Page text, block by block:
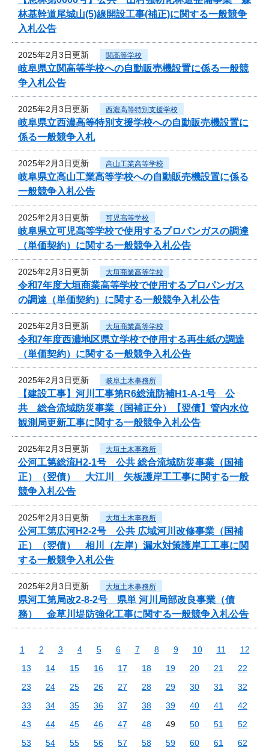
林基幹道尾城山(5)線開設工事(補正)に関する一般競争
入札公告
2025年2月3日更新 関高等学校
岐阜県立関高等学校への自動販売機設置に係る一般競
争入札公告
2025年2月3日更新 西濃高等特別支援学校
岐阜県立西濃高等特別支援学校への自動販売機設置に
係る一般競争入札
2025年2月3日更新 高山工業高等学校
岐阜県立高山工業高等学校への自動販売機設置に係る
一般競争入札公告
2025年2月3日更新 可児高等学校
岐阜県立可児高等学校で使用するプロパンガスの調達
（単価契約）に関する一般競争入札公告
2025年2月3日更新 大垣商業高等学校
令和7年度大垣商業高等学校で使用するプロパンガス
の調達（単価契約）に関する一般競争入札公告
2025年2月3日更新 大垣商業高等学校
令和7年度西濃地区県立学校で使用する再生紙の調達
（単価契約）に関する一般競争入札公告
2025年2月3日更新 岐阜土木事務所
【建設工事】河川工事第R6総流防補H1-A-1号 公
共 総合流域防災事業（国補正分）【翌債】管内水位
観測局更新工事に関する一般競争入札公告
2025年2月3日更新 大垣土木事務所
公河工第総流H2-1号 公共 総合流域防災事業（国補
正）（翌債） 大江川 矢板護岸工工事に関する一般
競争入札公告
2025年2月3日更新 大垣土木事務所
公河工第広河H2-2号 公共 広域河川改修事業（国補
正）（翌債） 相川（左岸）漏水対策護岸工工事に関
する一般競争入札公告
2025年2月3日更新 大垣土木事務所
県河工第局改2-8-2号 県単 河川局部改良事業（債
務） 金草川堤防強化工事に関する一般競争入札公告
1 2 3 4 5 6 7 8 9 10 11
12
13
14 15 16 17 18 19 20 21
22
23
24 25 26 27 28 29 30 31
32
33
34 35 36 37 38 39 40 41
42
43
44 45 46 47 48 49 50 51
52
53
54 55 56 57 58 59 60 61
62